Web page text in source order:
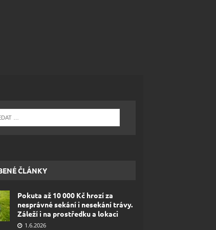
ČLÁNKY
Pokuta až 10 000 Kč hrozí za
nesprávné sekání i nesekání trávy.
Záleží i na prostředku a lokaci
1.6.2026